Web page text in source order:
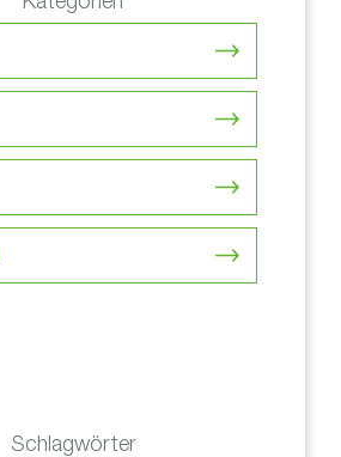
Schlagwörter